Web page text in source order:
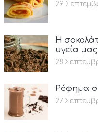
29
Η
υγεία μας.
28
Ρόφημα
27